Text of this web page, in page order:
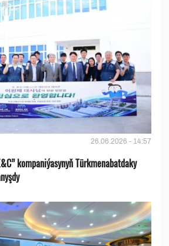
26.06.2026 - 14:57
kompaniýasynyň Türkmenabatdaky